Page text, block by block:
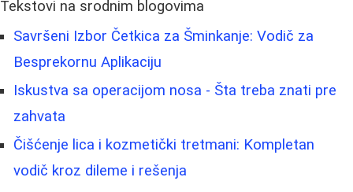
Tekstovi na srodnim blogovima
Savršeni Izbor Četkica za Šminkanje: Vodič za
Besprekornu Aplikaciju
Iskustva sa operacijom nosa - Šta treba znati pre
zahvata
Čišćenje lica i kozmetički tretmani: Kompletan
vodič kroz dileme i rešenja